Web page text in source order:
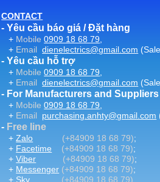
CONTACT
- Yêu cầu báo giá / Đặt hàng
+ Mobile 0909 18 68 79,
+ Email dienelectrics@gmail.com
- Yêu cầu hỗ trợ
+ Mobile 0909 18 68 79,
+ Email dienelectrics@gmail.com
- For Manufacturers and Suppliers
+ Mobile 0909 18 68 79,
+ Email purchasing.anhty@gmail.com
- Free line
+Zalo (+84909 18 68 79);
+ Facetime (+84909 18 68 79);
+Viber (+84909 18 68 79);
+ Messenger (+84909 18 68 79);
+ Sky (+84909 18 68 79)